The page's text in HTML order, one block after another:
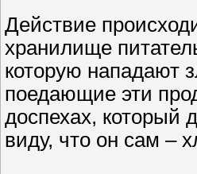
Действие
хранилище
которую нападают
поедающие эти
доспехах, который
виду, что он сам –